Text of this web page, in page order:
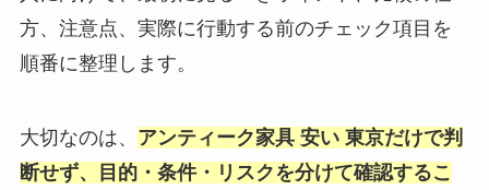
方、注意点、実際に行動する前のチェック項目を
順番に整理します。
大切なのは、 アンティーク家具 安い 東京だけで判
断せず、目的・条件・リスクを分けて確認するこ